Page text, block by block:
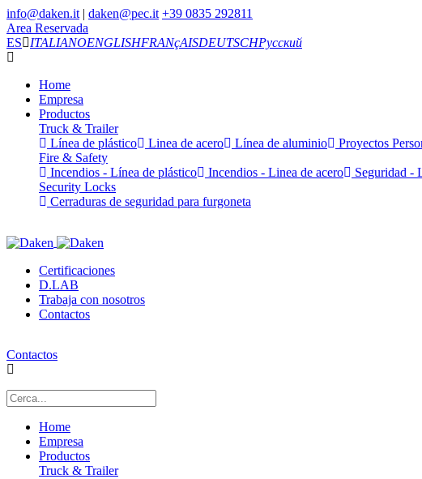
info@daken.it | daken@pec.it +39 0835 292811
Area Reservada
ES
ITALIANOENGLISHFRANçAISDEUTSCHРусский
Home
Empresa
Productos
Truck & Trailer
Línea de plástico
Linea de acero Línea de aluminio Proyectos
Fire & Safety
Incendios - Línea de plástico
Incendios - Linea de acero Seguridad -
Security Locks
Cerraduras de seguridad para furgoneta
Certificaciones
D.LAB
Trabaja con nosotros
Contactos
Contactos
Home
Empresa
Productos
Truck & Trailer